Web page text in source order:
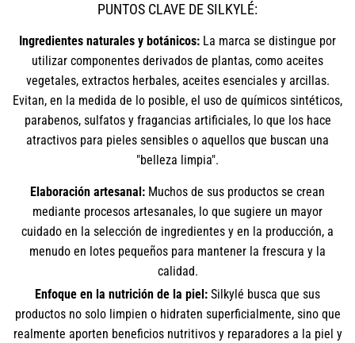
PUNTOS CLAVE DE SILKYLÉ:
Ingredientes naturales y botánicos: La marca se distingue por
utilizar componentes derivados de plantas, como aceites
vegetales, extractos herbales, aceites esenciales y arcillas.
Evitan, en la medida de lo posible, el uso de químicos sintéticos,
parabenos, sulfatos y fragancias artificiales, lo que los hace
atractivos para pieles sensibles o aquellos que buscan una
"belleza limpia".
Elaboración artesanal: Muchos de sus productos se crean
mediante procesos artesanales, lo que sugiere un mayor
cuidado en la selección de ingredientes y en la producción, a
menudo en lotes pequeños para mantener la frescura y la
calidad.
Enfoque en la nutrición de la piel: Silkylé busca que sus
productos no solo limpien o hidraten superficialmente, sino que
realmente aporten beneficios nutritivos y reparadores a la piel y